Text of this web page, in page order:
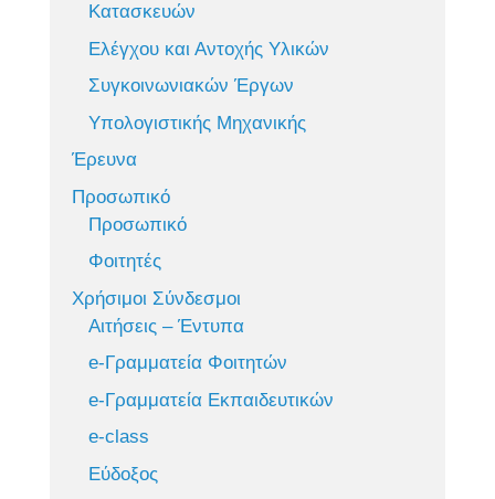
Κατασκευών
Ελέγχου και Αντοχής Υλικών
Συγκοινωνιακών Έργων
Υπολογιστικής Μηχανικής
Έρευνα
Προσωπικό
Προσωπικό
Φοιτητές
Χρήσιμοι Σύνδεσμοι
Αιτήσεις – Έντυπα
e-Γραμματεία Φοιτητών
e-Γραμματεία Εκπαιδευτικών
e-class
Εύδοξος